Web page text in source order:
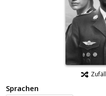
Sprachen